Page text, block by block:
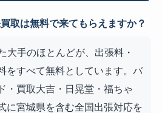
取は無料で来てもらえますか？
大手のほとんどが、出張料・
をすべて無料としています。バ
・買取大吉・日晃堂・福ちゃ
に宮城県を含む全国出張対応を